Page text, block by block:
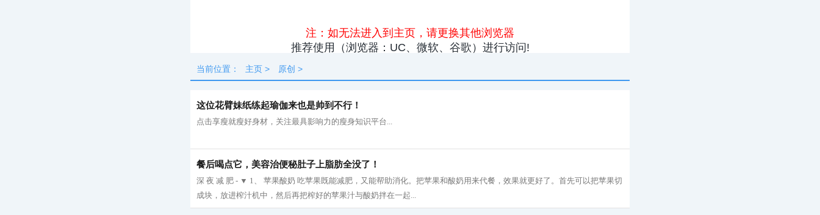
当前位置： 主页 > 原创 >
这位花臂妹纸练起瑜伽来也是帅到不行！
点击享瘦就瘦好身材，关注最具影响力的瘦身知识平台...
餐后喝点它，美容治便秘肚子上脂肪全没了！
深 夜 减 肥 - ▼ 1、 苹果酸奶 吃苹果既能减肥，又能帮助消化。把苹果和酸奶用来代餐，效果就更好了。首先可以把苹果切
成块，放进榨汁机中，然后再把榨好的苹果汁与酸奶拌在一起...